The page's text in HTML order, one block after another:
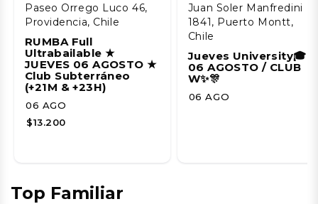
Paseo Orrego Luco 46,
Providencia, Chile
RUMBA Full
Ultrabailable ★
JUEVES 06 AGOSTO ★
Club Subterráneo
(+21M & +23H)
06 AGO
$13.200
Juan Soler Manfredini
1841, Puerto Montt,
Chile
Jueves University🎓
06 AGOSTO / CLUB
W✨🎊
06 AGO
Top Familiar